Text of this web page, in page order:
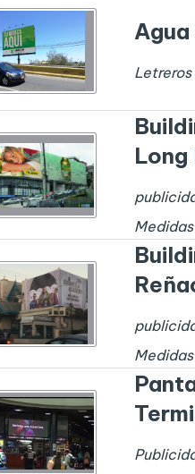
Medidas
Medidas